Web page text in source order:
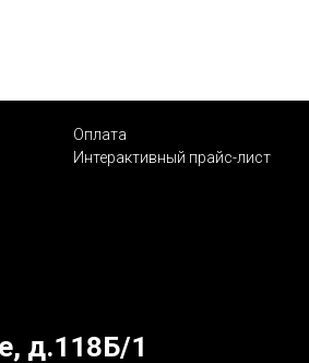
Оплата
Интерактивный прайс-лист
д.118Б/1